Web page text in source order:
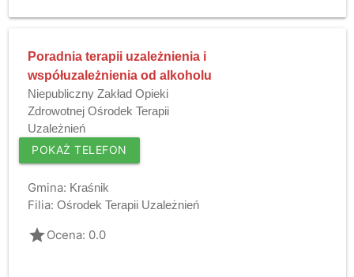
Poradnia terapii uzależnienia i
współuzależnienia od alkoholu
Niepubliczny Zakład Opieki
Zdrowotnej Ośrodek Terapii
Uzależnień
POKAŻ TELEFON
Gmina: Kraśnik
Filia: Ośrodek Terapii Uzależnień
gradeOcena: 0.0